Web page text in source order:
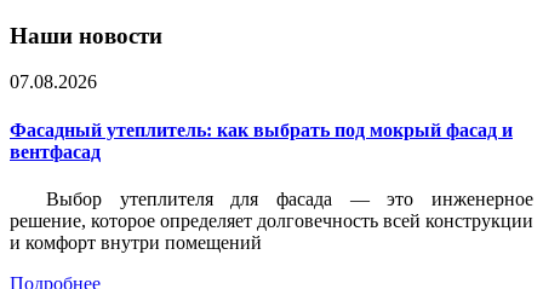
Наши новости
07.08.2026
Фасадный утеплитель: как выбрать под мокрый фасад и
вентфасад
Выбор утеплителя для фасада — это инженерное
решение, которое определяет долговечность всей конструкции
и комфорт внутри помещений
Подробнее